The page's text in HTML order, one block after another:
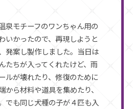
泉モチーフのワンちゃん用の
いかったので、再現しようと
発案し製作しました。当日は
たちが入ってくれたけど、雨
ルが壊れたり、修復のために
から材料や道具を集めたり、
でも同じ犬種の子が４匹も入